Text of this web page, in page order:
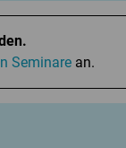
Seminare an.